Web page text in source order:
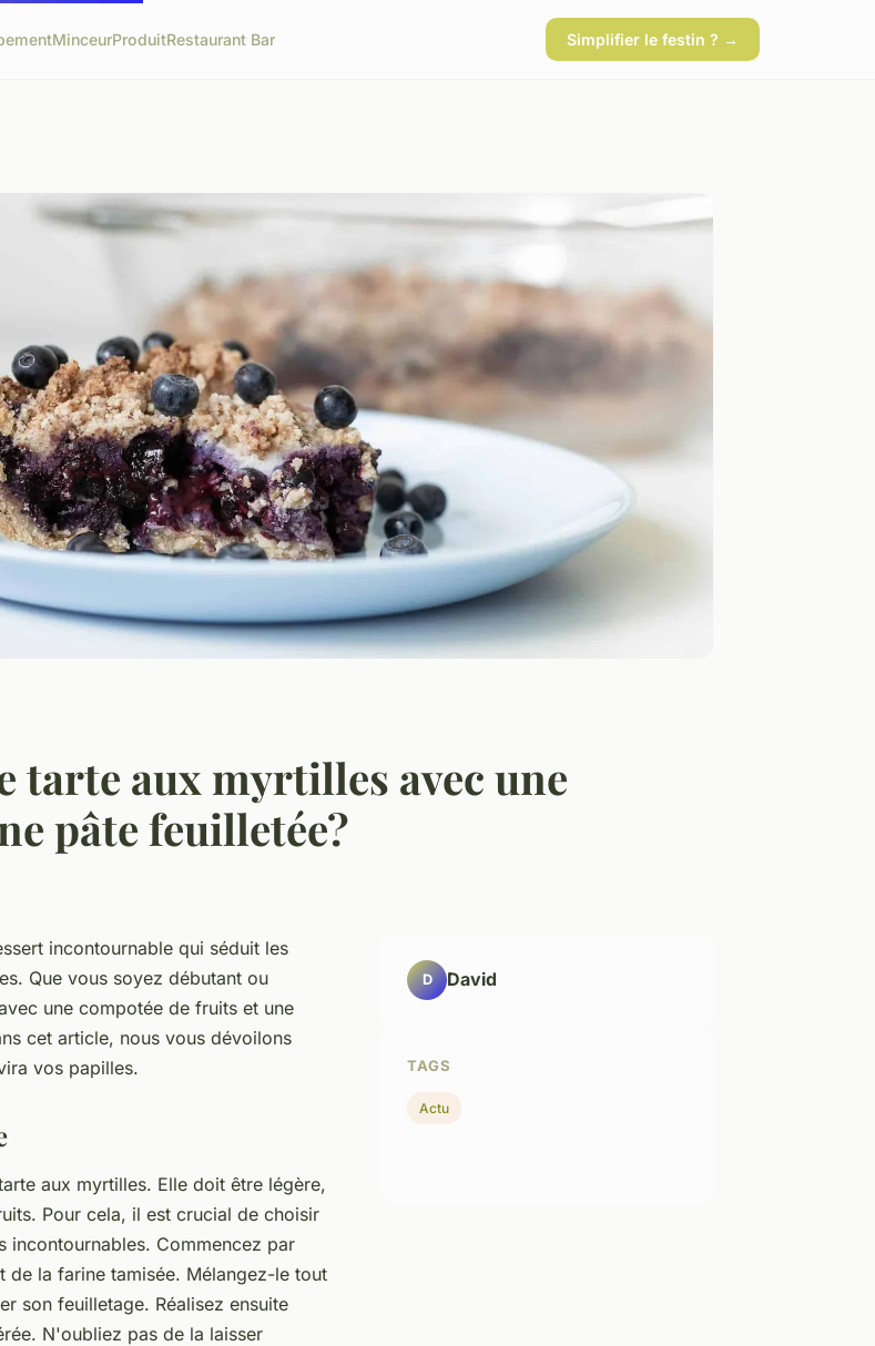
MinceurProduitRestaurant Bar Simplifier le festin ? →
tarte aux myrtilles avec une
pâte feuilletée?
incontournable qui séduit les
Que vous soyez débutant ou
une compotée de fruits et une
cet article, nous vous dévoilons
vos papilles.
aux myrtilles. Elle doit être légère,
Pour cela, il est crucial de choisir
incontournables. Commencez par
de la farine tamisée. Mélangez-le tout
son feuilletage. Réalisez ensuite
N'oubliez pas de la laisser
D David
TAGS
Actu